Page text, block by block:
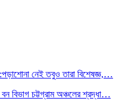
নেই তবুও তারা বিশেষজ্ঞ,…
বিভাগ চট্টগ্রাম অঞ্চলের শ্রদ্ধা…